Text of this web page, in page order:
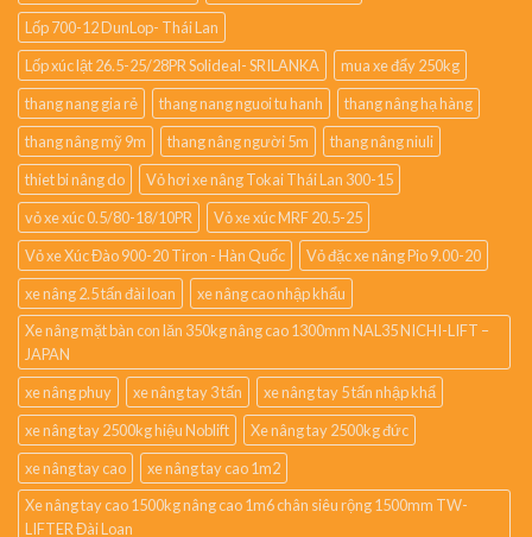
Lốp 700-12 DunLop- Thái Lan
Lốp xúc lật 26.5-25/28PR Solideal- SRILANKA
mua xe đẩy 250kg
thang nang gia rẻ
thang nang nguoi tu hanh
thang nâng hạ hàng
thang nâng mỹ 9m
thang nâng người 5m
thang nâng niuli
thiet bi nâng do
Vỏ hơi xe nâng Tokai Thái Lan 300-15
vỏ xe xúc 0.5/80-18/10PR
Vỏ xe xúc MRF 20.5-25
Vỏ xe Xúc Đào 900-20 Tiron - Hàn Quốc
Vỏ đặc xe nâng Pio 9.00-20
xe nâng 2.5 tấn đài loan
xe nâng cao nhập khẩu
Xe nâng mặt bàn con lăn 350kg nâng cao 1300mm NAL35 NICHI-LIFT –
JAPAN
xe nâng phuy
xe nâng tay 3 tấn
xe nâng tay 5 tấn nhập khẩ
xe nâng tay 2500kg hiệu Noblift
Xe nâng tay 2500kg đức
xe nâng tay cao
xe nâng tay cao 1m2
Xe nâng tay cao 1500kg nâng cao 1m6 chân siêu rộng 1500mm TW-
LIFTER Đài Loan